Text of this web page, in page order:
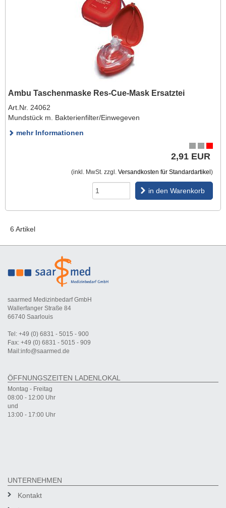
Ambu Taschenmaske Res-Cue-Mask Ersatztei
Art.Nr. 24062
Mundstück m. Bakterienfilter/Einwegeven
mehr Informationen
2,91 EUR
(inkl. MwSt. zzgl. Versandkosten für Standardartikel )
in den Warenkorb
6 Artikel
saarmed Medizinbedarf GmbH
Wallerfanger Straße 84
66740 Saarlouis
Tel: +49 (0) 6831 - 5015 - 900
Fax: +49 (0) 6831 - 5015 - 909
Mail:info@saarmed.de
ÖFFNUNGSZEITEN LADENLOKAL
Montag - Freitag
08:00 - 12:00 Uhr
und
13:00 - 17:00 Uhr
UNTERNEHMEN
Kontakt